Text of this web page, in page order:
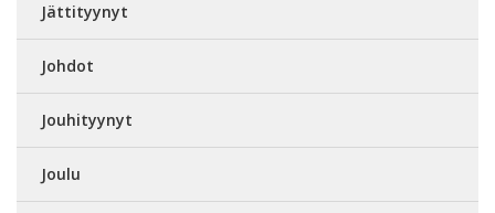
Jättityynyt
Johdot
Jouhityynyt
Joulu